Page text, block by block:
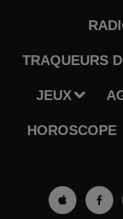
TRAQUEURS
JEUX
HOROSCOPE